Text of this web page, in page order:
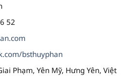
52
bsthuyphan
Phạm, Yên Mỹ, Hưng Yên, Việt